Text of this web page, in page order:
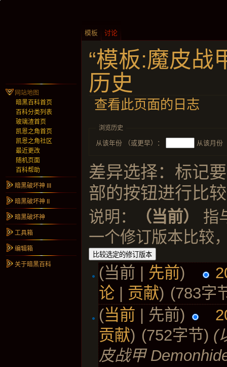
“模板:魔皮战
历史
查看此页面的日志
浏览历史
从该年份 （或更早）： 从该月份
差异选择：标记
部的按钮进行比
说明： （当前）
指
一个修订版本比较
(当前 | 先前)
论
贡献) (783字
(当前 | 先前)
贡献) (752字节) (
皮战甲
模板 讨论
网站地图
暗黑百科首页
百科分类列表
玻璃渣首页
凯恩之角首页
凯恩之角社区
最近更改
随机页面
百科帮助
暗黑破坏神 III
暗黑破坏神 II
暗黑破坏神
工具箱
编辑箱
关于暗黑百科